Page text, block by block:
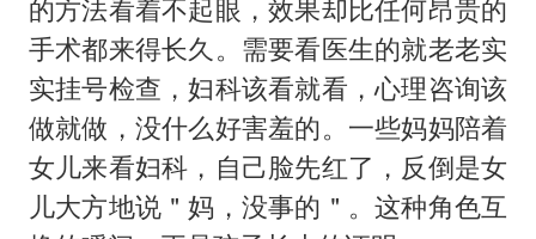
的方法看着不起眼，效果却比任何昂贵的
手术都来得长久。需要看医生的就老老实
实挂号检查，妇科该看就看，心理咨询该
做就做，没什么好害羞的。一些妈妈陪着
女儿来看妇科，自己脸先红了，反倒是女
儿大方地说＂妈，没事的＂。这种角色互